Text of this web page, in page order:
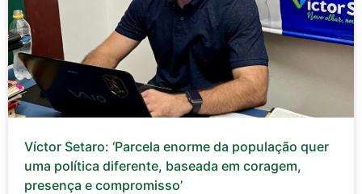
Víctor Setaro: ‘Parcela enorme da população quer
uma política diferente, baseada em coragem,
presença e compromisso’